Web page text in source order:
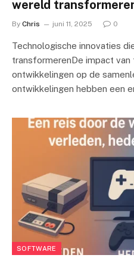
wereld
By Chris juni 11, 2025 0
Technologische innovaties
transformerenDe impact van
ontwikkelingen op de
ontwikkelingen hebben een
SOFTWARE